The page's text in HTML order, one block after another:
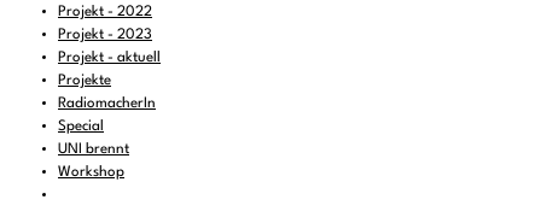
Projekt - 2022
Projekt - 2023
Projekt - aktuell
Projekte
RadiomacherIn
Special
UNI brennt
Workshop